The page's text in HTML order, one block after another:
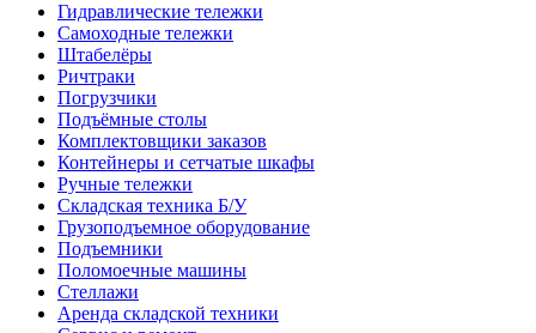
Гидравлические тележки
Самоходные тележки
Штабелёры
Ричтраки
Погрузчики
Подъёмные столы
Комплектовщики заказов
Контейнеры и сетчатые шкафы
Ручные тележки
Складская техника Б/У
Грузоподъемное оборудование
Подъемники
Поломоечные машины
Стеллажи
Аренда складской техники